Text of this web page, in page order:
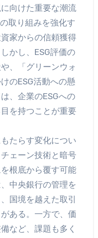
向けた重要な潮流
取り組みを強化す
家からの信頼獲得
かし、ESG評価の
、「グリーンウォ
のESG活動への懸
、企業のESGへの
を持つことが重要
たらす変化につい
ェーン技術と暗号
根底から覆す可能
中央銀行の管理を
国境を越えた取引
ある。一方で、価
など、課題も多く